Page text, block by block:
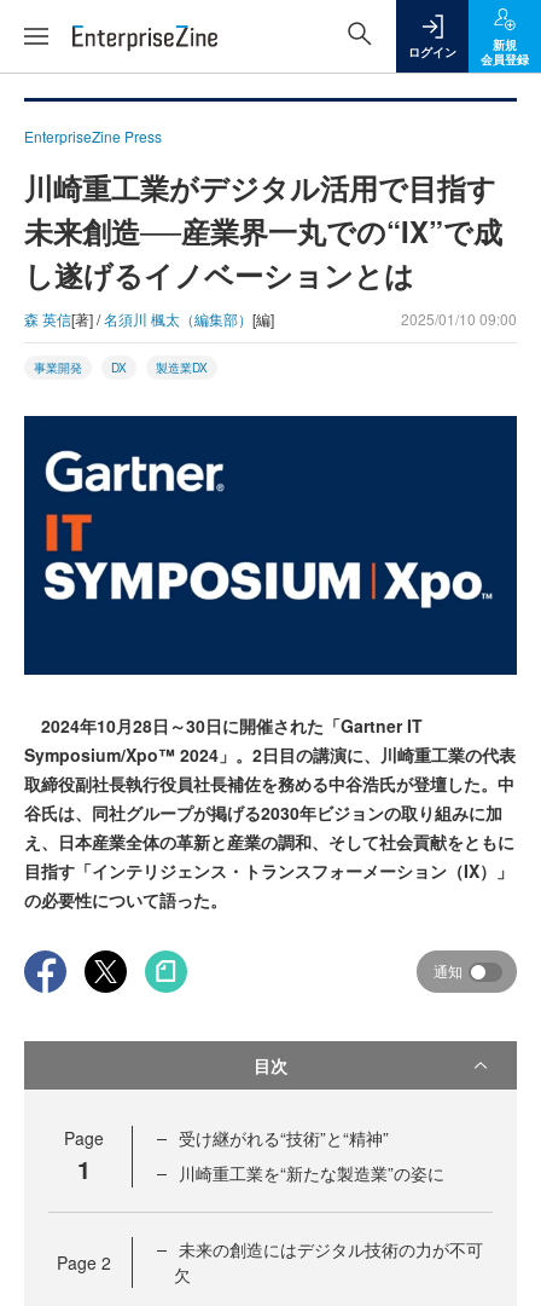
ログイン
新規
会員登録
EnterpriseZine Press
川崎重工業がデジタル活用で目指す
未来創造──産業界一丸での“IX”で成
し遂げるイノベーションとは
森 英信[著] /名須川 楓太（編集部） [編] 2025/01/10 09:00
事業開発 DX 製造業DX
2024年10月28日～30日に開催された「Gartner IT
Symposium/Xpo™ 2024」。2日目の講演に、川崎重工業の代表
取締役副社長執行役員社長補佐を務める中谷浩氏が登壇した。中
谷氏は、同社グループが掲げる2030年ビジョンの取り組みに加
え、日本産業全体の革新と産業の調和、そして社会貢献をともに
目指す「インテリジェンス・トランスフォーメーション（IX）」
の必要性について語った。
通知
目次
Page
1
受け継がれる“技術”と“精神”
川崎重工業を“新たな製造業”の姿に
Page 2
未来の創造にはデジタル技術の力が不可
欠